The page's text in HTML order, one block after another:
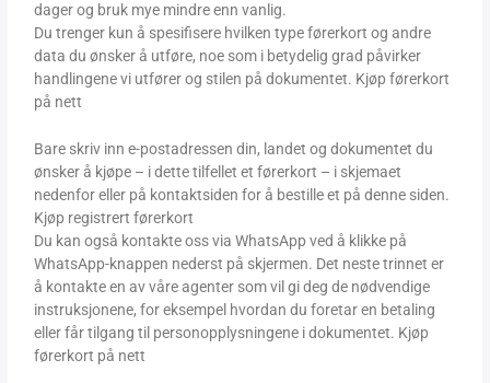
dager og bruk mye mindre enn vanlig.
Du trenger kun å spesifisere hvilken type førerkort og andre
data du ønsker å utføre, noe som i betydelig grad påvirker
handlingene vi utfører og stilen på dokumentet. Kjøp førerkort
på nett
Bare skriv inn e-postadressen din, landet og dokumentet du
ønsker å kjøpe – i dette tilfellet et førerkort – i skjemaet
nedenfor eller på kontaktsiden for å bestille et på denne siden.
Kjøp registrert førerkort
Du kan også kontakte oss via WhatsApp ved å klikke på
WhatsApp-knappen nederst på skjermen. Det neste trinnet er
å kontakte en av våre agenter som vil gi deg de nødvendige
instruksjonene, for eksempel hvordan du foretar en betaling
eller får tilgang til personopplysningene i dokumentet. Kjøp
førerkort på nett